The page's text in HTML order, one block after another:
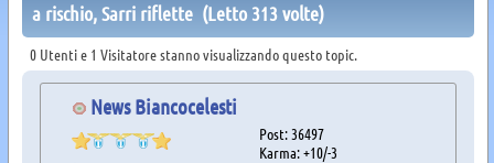
a rischio, Sarri riflette (Letto 313 volte)
0 Utenti e 1 Visitatore stanno visualizzando questo topic.
News Biancocelesti
Post: 36497
Karma: +10/-3